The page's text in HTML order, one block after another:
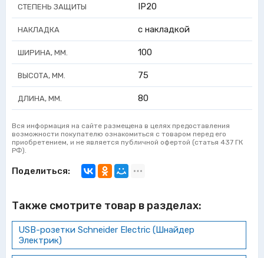
СТЕПЕНЬ ЗАЩИТЫ IP20
НАКЛАДКА с накладкой
ШИРИНА, ММ. 100
ВЫСОТА, ММ. 75
ДЛИНА, ММ. 80
Вся информация на сайте размещена в целях предоставления
возможности покупателю ознакомиться с товаром перед его
приобретением, и не является публичной офертой (статья 437 ГК
РФ).
Поделиться:
Также смотрите товар в разделах:
USB-розетки Schneider Electric (Шнайдер
Электрик)